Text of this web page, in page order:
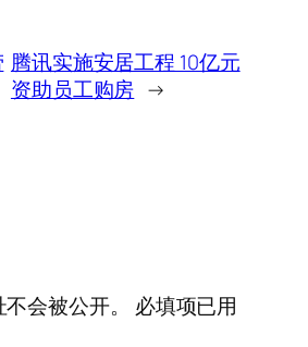
腾讯实施安居工程 10亿元
资助员工购房 →
会被公开。
必填项已用